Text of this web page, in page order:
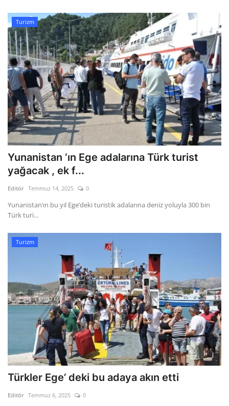
Turizm
Yunanistan ‘ın Ege adalarına Türk turist
yağacak , ek f...
Editör Temmuz 14, 2025 0
Yunanistan’ın bu yıl Ege’deki turistik adalarına deniz yoluyla 300 bin
Türk turi...
Turizm
Türkler Ege’ deki bu adaya akın etti
Editör Temmuz 6, 2025 0